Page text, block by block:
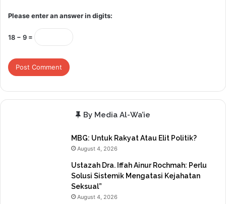
Please enter an answer in digits:
18 − 9 =
By Media Al-Wa’ie
MBG: Untuk Rakyat Atau Elit Politik?
August 4, 2026
Ustazah Dra. Iffah Ainur Rochmah: Perlu
Solusi Sistemik Mengatasi Kejahatan
Seksual”
August 4, 2026